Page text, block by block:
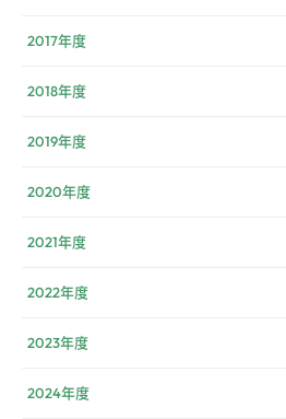
2017年度
2018年度
2019年度
2020年度
2021年度
2022年度
2023年度
2024年度